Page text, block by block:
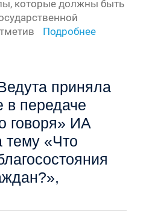
которые должны быть
Подробнее
приняла
в передаче
говоря» ИА
«Что